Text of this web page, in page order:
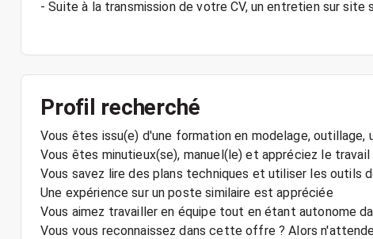
- Suite à la transmission de votre CV, un entretien sur
Profil recherché
Vous êtes issu(e) d'une formation en modelage, outillage,
Vous êtes minutieux(se), manuel(le) et appréciez le travail
Vous savez lire des plans techniques et utiliser les outils
Une expérience sur un poste similaire est appréciée
Vous aimez travailler en équipe tout en étant autonome
Vous vous reconnaissez dans cette offre ? Alors